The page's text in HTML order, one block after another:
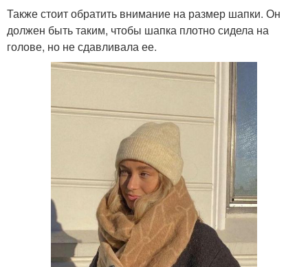
Также стоит обратить внимание на размер шапки. Он
должен быть таким, чтобы шапка плотно сидела на
голове, но не сдавливала ее.